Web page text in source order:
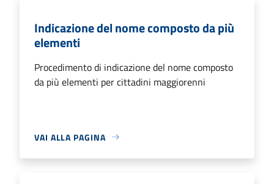
Indicazione del nome composto da più
elementi
Procedimento di indicazione del nome composto
da più elementi per cittadini maggiorenni
VAI ALLA PAGINA